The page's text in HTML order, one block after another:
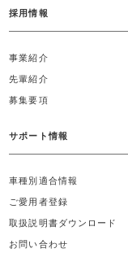
採用情報
事業紹介
先輩紹介
募集要項
サポート情報
車種別適合情報
ご愛用者登録
取扱説明書ダウンロード
お問い合わせ